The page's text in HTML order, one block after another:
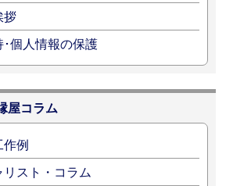
拶
個人情報の保護
屋コラム
例
スト・コラム